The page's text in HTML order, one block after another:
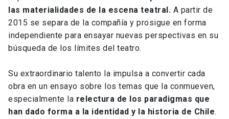
las materialidades de la escena teatral. A partir de
2015 se separa de la compañía y prosigue en forma
independiente para ensayar nuevas perspectivas en su
búsqueda de los límites del teatro.
Su extraordinario talento la impulsa a convertir cada
obra en un ensayo sobre los temas que la conmueven,
especialmente la relectura de los paradigmas que
han dado forma a la identidad y la historia de Chile.